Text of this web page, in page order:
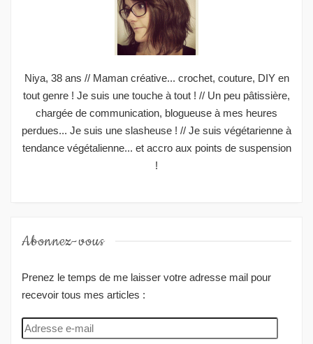
Niya, 38 ans // Maman créative... crochet, couture, DIY en
tout genre ! Je suis une touche à tout ! // Un peu pâtissière,
chargée de communication, blogueuse à mes heures
perdues... Je suis une slasheuse ! // Je suis végétarienne à
tendance végétalienne... et accro aux points de suspension
!
Abonnez-vous
Prenez le temps de me laisser votre adresse mail pour
recevoir tous mes articles :
Adresse